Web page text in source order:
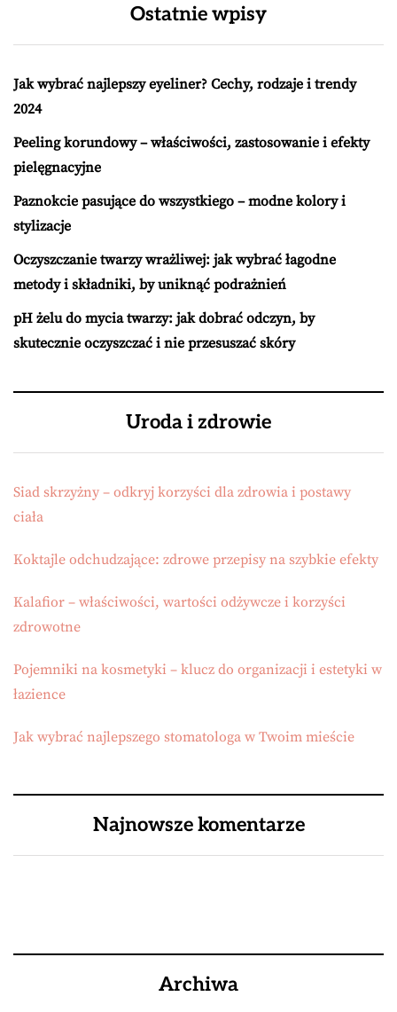
Ostatnie wpisy
Jak wybrać najlepszy eyeliner? Cechy, rodzaje i trendy
2024
Peeling korundowy – właściwości, zastosowanie i efekty
pielęgnacyjne
Paznokcie pasujące do wszystkiego – modne kolory i
stylizacje
Oczyszczanie twarzy wrażliwej: jak wybrać łagodne
metody i składniki, by uniknąć podrażnień
pH żelu do mycia twarzy: jak dobrać odczyn, by
skutecznie oczyszczać i nie przesuszać skóry
Uroda i zdrowie
Siad skrzyżny – odkryj korzyści dla zdrowia i postawy
ciała
Koktajle odchudzające: zdrowe przepisy na szybkie efekty
Kalafior – właściwości, wartości odżywcze i korzyści
zdrowotne
Pojemniki na kosmetyki – klucz do organizacji i estetyki w
łazience
Jak wybrać najlepszego stomatologa w Twoim mieście
Najnowsze komentarze
Archiwa